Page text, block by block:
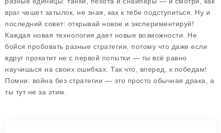
враг чешет затылок, не зная, как к тебе подступиться. Ну и
последний совет: открывай новое и экспериментируй!
Каждая новая технология дает новые возможности. Не
бойся пробовать разные стратегии, потому что даже если
вдруг прокатит не с первой попытки — ты всё равно
научишься на своих ошибках. Так что, вперед, к победам!
Помни: война без стратегии — это просто обычная драка, а
ты тут не за этим.